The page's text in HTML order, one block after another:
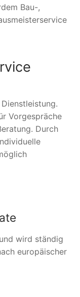
Bau-,
Vorgespräche
Durch
wird ständig
europäischer